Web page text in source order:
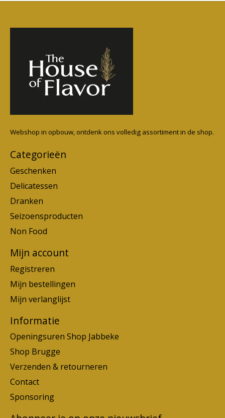
Webshop in opbouw, ontdenk ons volledig assortiment in de shop.
Categorieën
Geschenken
Delicatessen
Dranken
Seizoensproducten
Non Food
Mijn account
Registreren
Mijn bestellingen
Mijn verlanglijst
Informatie
Openingsuren Shop Jabbeke
Shop Brugge
Verzenden & retourneren
Contact
Sponsoring